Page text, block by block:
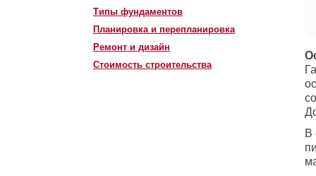
Типы фундаментов
Планировка и перепланировка
Ремонт и дизайн
Стоимость строительства
В